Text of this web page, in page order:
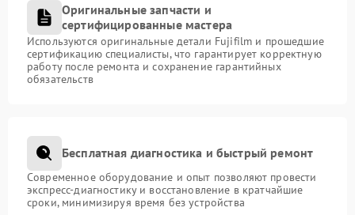
Оригинальные запчасти и
сертифицированные мастера
Используются оригинальные детали Fujifilm и прошедшие
сертификацию специалисты, что гарантирует корректную
работу после ремонта и сохранение гарантийных
обязательств
Бесплатная диагностика и быстрый ремонт
Современное оборудование и опыт позволяют провести
экспресс-диагностику и восстановление в кратчайшие
сроки, минимизируя время без устройства